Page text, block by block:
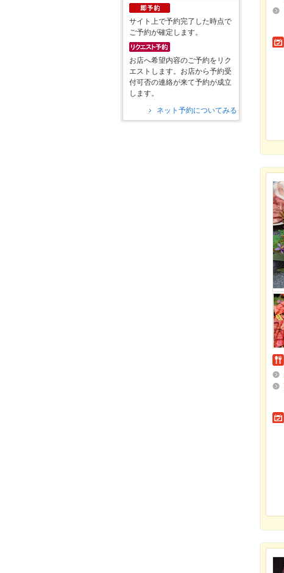
サイト上で予約完了した時点で
ご予約が確定します。
お店へ希望内容のご予約をリク
エストします。お店から予約受
付可否の連絡が来て予約が成立
します。
ネット予約についてみる